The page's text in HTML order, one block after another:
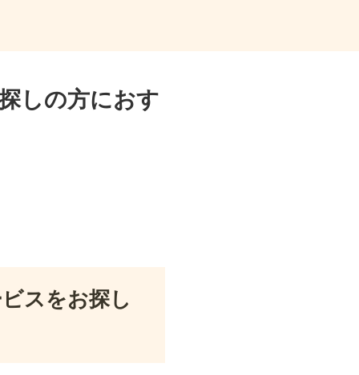
しの方におす
スをお探し